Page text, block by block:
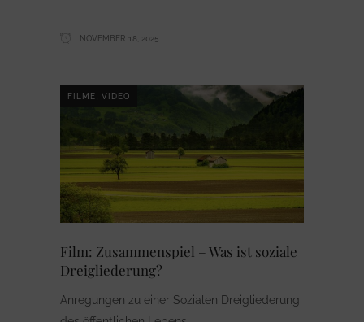
NOVEMBER 18, 2025
FILME VIDEO
Film: Zusammenspiel – Was ist soziale
Dreigliederung?
Anregungen zu einer Sozialen Dreigliederung